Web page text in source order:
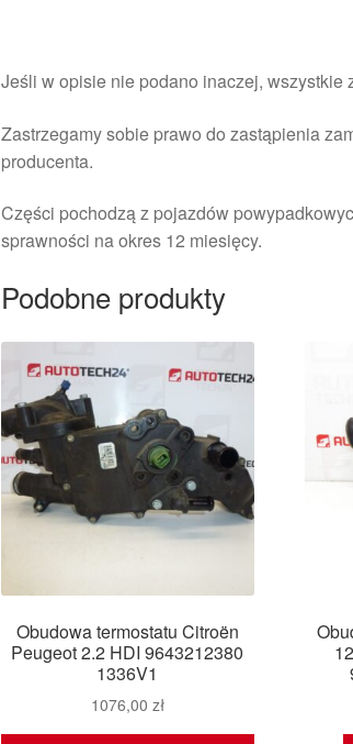
Jeśli w opisie nie podano inaczej, wszystkie
Zastrzegamy sobie prawo do zastąpienia
producenta.
Części pochodzą z pojazdów
sprawności na okres 12 miesięcy.
Podobne produkty
Obudowa termostatu Citroën
Peugeot 2.2 HDI 9643212380
1336V1
1076,00 zł